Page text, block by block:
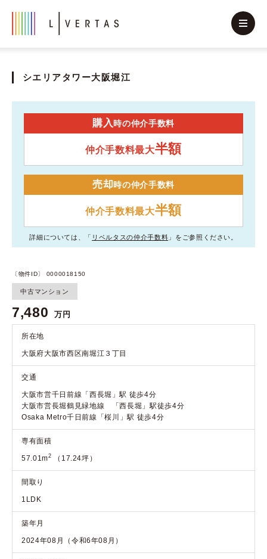
シエリアタワー大阪堀江
購入時の仲介手数料
仲介手数料最大半額
売却時の仲介手数料
仲介手数料最大半額
詳細については、「 リベルタスの仲介手数料 」をご参照ください。
〔物件ID〕 0000018150
中古マンション
7,480 万円
所在地
大阪府大阪市西区南堀江３丁目
交通
大阪市営千日前線「西長堀」駅 徒歩4分
大阪市営長堀鶴見緑地線 「西長堀」駅徒歩4分
Osaka Metro千日前線「桜川」駅 徒歩4分
専有面積
57.01m2 （17.24坪）
間取り
1LDK
築年月
2024年08月（令和6年08月）